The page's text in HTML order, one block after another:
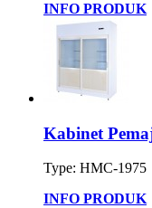
INFO PRODUK
Kabinet
Type: HMC-1975
INFO PRODUK